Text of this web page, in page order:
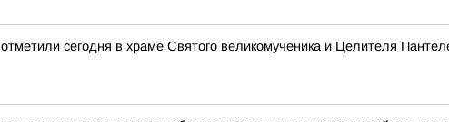
сегодня в храме Святого великомученика и Целителя